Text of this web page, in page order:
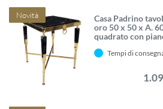
Novità
Casa Padrino
oro 50 x 50 x A.
quadrato con
lusso - Mobili per
Tempi di